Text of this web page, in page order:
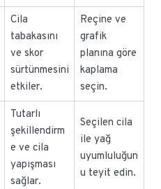
Cila
tabakasını
ve skor
sürtünmesini
etkiler.
Reçine ve
grafik
planına göre
kaplama
seçin.
Tutarlı
şekillendirm
e ve cila
yapışması
sağlar.
Seçilen cila
ile yağ
uyumluluğun
u teyit edin.